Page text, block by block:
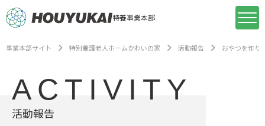
特養事業本部
事業本部サイト 特別養護老人ホームかわいの家 活動報告 おやつを作り
ACTIVITY
活動報告